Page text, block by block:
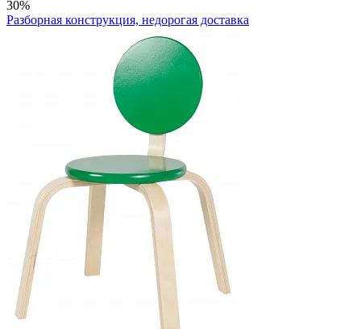
30%
Разборная конструкция, недорогая доставка